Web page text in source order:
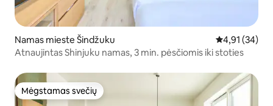
Namas mieste Šindžuku Vidutinis
4,91 (34)
Atnaujintas Shinjuku namas, 3 min. pėsčiomis iki stoties
Mėgstamas svečių
Mėgstamas svečių